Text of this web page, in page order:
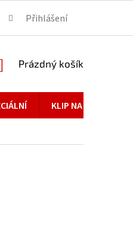
Přihlášení
NÁKUPNÍ
Prázdný košík
KLIP NA BRÝLE